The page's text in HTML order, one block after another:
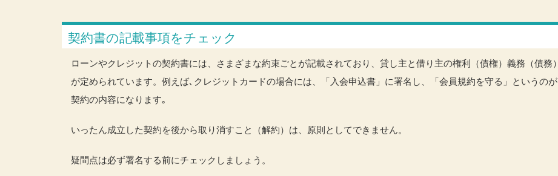
契約書の記載事項をチェック
ローンやクレジットの契約書には、さまざまな約束ごとが記載されており、貸し主と借り主の権利（債権）義務（債務）
が定められています。例えば､クレジットカードの場合には、「入会申込書」に署名し、「会員規約を守る」というのが
契約の内容になります｡
いったん成立した契約を後から取り消すこと（解約）は、原則としてできません。
疑問点は必ず署名する前にチェックしましょう。